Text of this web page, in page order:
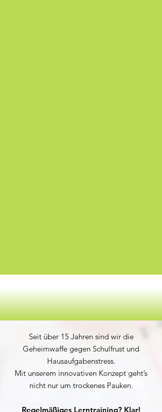
Seit über 15 Jahren sind wir die
Geheimwaffe gegen Schulfrust und
Hausaufgabenstress.
Mit unserem innovativen Konzept geht’s
nicht nur um trockenes Pauken.
Regelmäßiges Lerntraining? Klar!